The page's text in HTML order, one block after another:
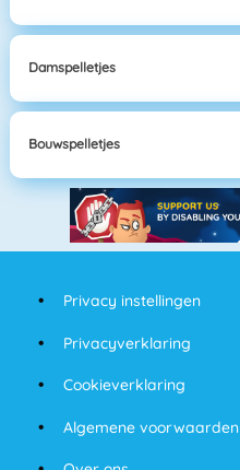
Damspelletjes
Bouwspelletjes
Privacy instellingen
Privacyverklaring
Cookieverklaring
Algemene voorwaarden